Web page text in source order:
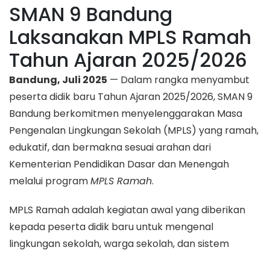
SMAN 9 Bandung
Laksanakan MPLS Ramah
Tahun Ajaran 2025/2026
Bandung, Juli 2025 — Dalam rangka menyambut
peserta didik baru Tahun Ajaran 2025/2026, SMAN 9
Bandung berkomitmen menyelenggarakan Masa
Pengenalan Lingkungan Sekolah (MPLS) yang ramah,
edukatif, dan bermakna sesuai arahan dari
Kementerian Pendidikan Dasar dan Menengah
melalui programMPLS Ramah.
MPLS Ramah adalah kegiatan awal yang diberikan
kepada peserta didik baru untuk mengenal
lingkungan sekolah, warga sekolah, dan sistem